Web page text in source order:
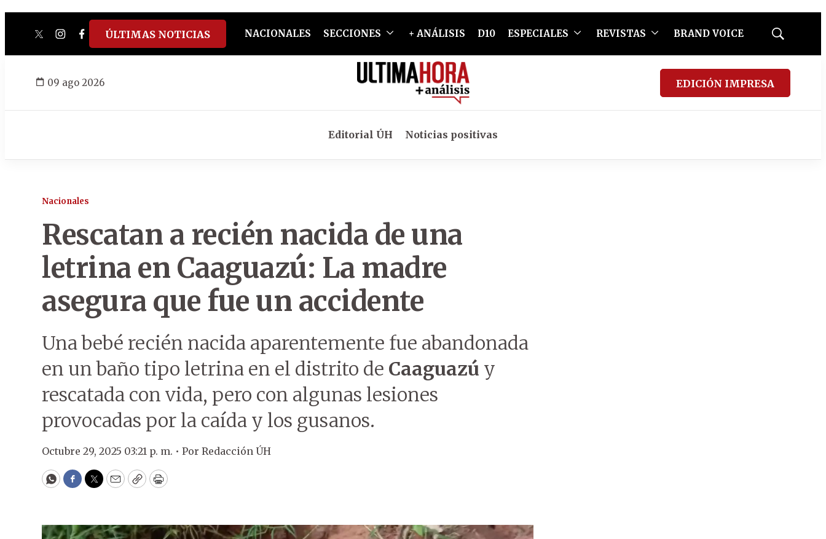
twitterinstagram
facebook
tiktokyoutube
spotify
ÚLTIMAS NOTICIAS NACIONALES SECCIONES + ANÁLISIS D10 ESPECIALES REVISTAS BRAND VOICE
Mostrar
09 ago 2026 EDICIÓN IMPRESA
Editorial ÚH Noticias positivas
Nacionales
Rescatan a recién nacida de una
letrina en Caaguazú: La madre
asegura que fue un accidente
Una bebé recién nacida aparentemente fue abandonada
en un baño tipo letrina en el distrito de Caaguazú y
rescatada con vida, pero con algunas lesiones
provocadas por la caída y los gusanos.
Octubre 29, 2025 03:21 p. m. • Por Redacción ÚH
WhatsApp
Facebook
Twitter
EmailCopyPrint